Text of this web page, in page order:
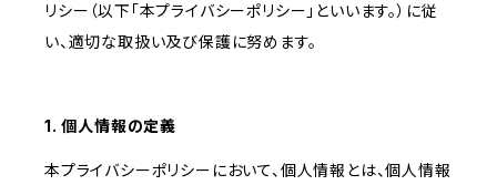
リシー（以下「本プライバシーポリシー」といいます。）に従
い、適切な取扱い及び保護に努めます。
1. 個人情報の定義
本プライバシーポリシーにおいて、個人情報とは、個人情報